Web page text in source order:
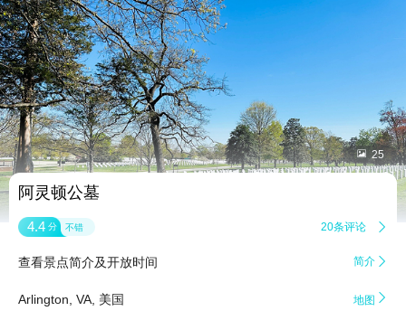
 25
阿灵顿公墓
4.4 分 不错 20条评论 
查看景点简介及开放时间 简介 
Arlington, VA, 美国 地图 
